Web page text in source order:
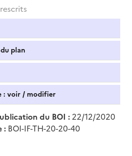
plan
: voir / modifier
du BOI : 22/12/2020
: BOI-IF-TH-20-20-40
au format pdf